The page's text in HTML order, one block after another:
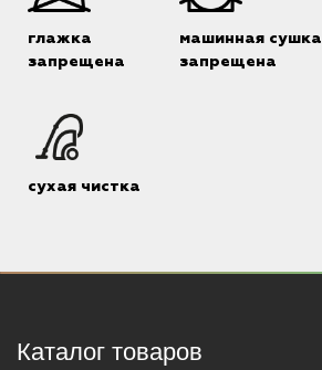
глажка
запрещена
машинная сушка
запрещена
сухая чистка
Каталог товаров